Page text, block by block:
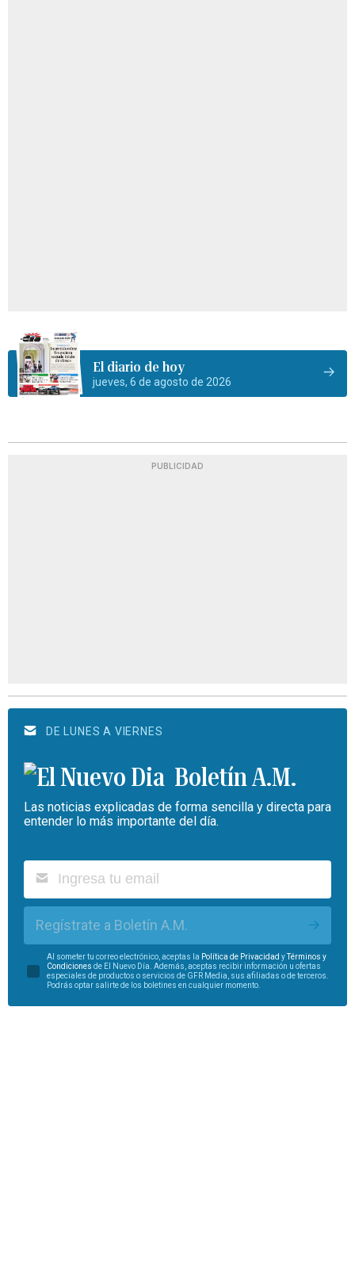
El diario de hoy
jueves, 6 de agosto de 2026
PUBLICIDAD
DE LUNES A VIERNES
Boletín A.M.
Las noticias explicadas de forma sencilla y directa para
entender lo más importante del día.
Regístrate a Boletín A.M.
Al someter tu correo electrónico, aceptas la Política de Privacidad yTérminos y
Condiciones de El Nuevo Día. Además, aceptas recibir información u ofertas
especiales de productos o servicios de GFR Media, sus afiliadas o de terceros.
Podrás optar salirte de los boletines en cualquier momento.